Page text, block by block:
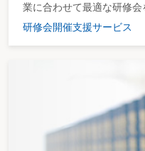
業に合わせて最適な研修会
研修会開催支援サービス